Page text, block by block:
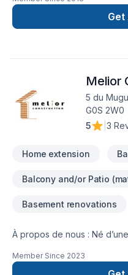
Get
Melior
5 du
G0S 2W0
5
3
Home extension
Balcony and/or Patio
Basement renovations
À propos de nous : Né d’une amitié entre nos deux
jeune entreprise
Sud de Québec. Nous
Member Since 2023